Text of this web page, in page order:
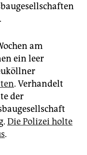
am
ein leer
. Verhandelt
der
Die Polizei holte
.